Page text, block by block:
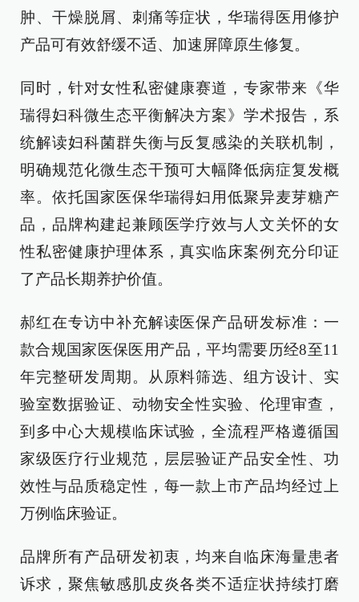
肿、干燥脱屑、刺痛等症状，华瑞得医用修护
产品可有效舒缓不适、加速屏障原生修复。
同时，针对女性私密健康赛道，专家带来《华
瑞得妇科微生态平衡解决方案》学术报告，系
统解读妇科菌群失衡与反复感染的关联机制，
明确规范化微生态干预可大幅降低病症复发概
率。依托国家医保华瑞得妇用低聚异麦芽糖产
品，品牌构建起兼顾医学疗效与人文关怀的女
性私密健康护理体系，真实临床案例充分印证
了产品长期养护价值。
郝红在专访中补充解读医保产品研发标准：一
款合规国家医保医用产品，平均需要历经8至11
年完整研发周期。从原料筛选、组方设计、实
验室数据验证、动物安全性实验、伦理审查，
到多中心大规模临床试验，全流程严格遵循国
家级医疗行业规范，层层验证产品安全性、功
效性与品质稳定性，每一款上市产品均经过上
万例临床验证。
品牌所有产品研发初衷，均来自临床海量患者
诉求，聚焦敏感肌皮炎各类不适症状持续打磨